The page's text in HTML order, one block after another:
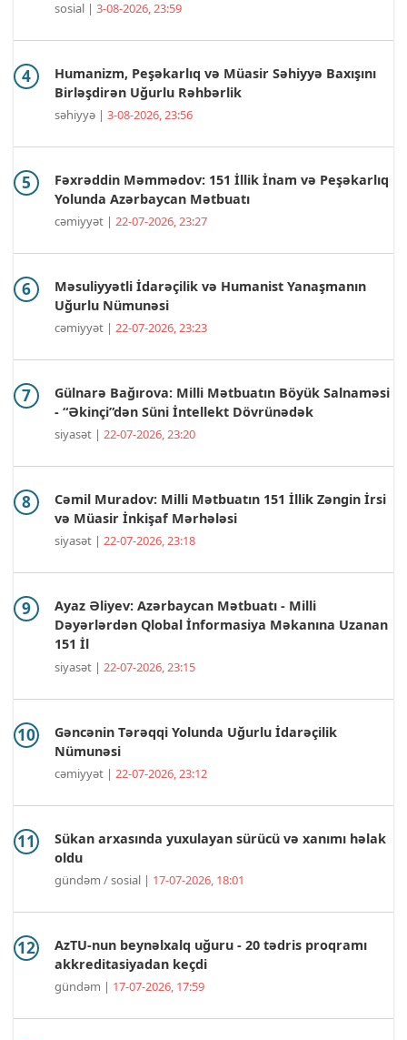
sosial | 3-08-2026, 23:59
Humanizm, Peşəkarlıq və Müasir Səhiyyə Baxışını
Birləşdirən Uğurlu Rəhbərlik
səhiyyə | 3-08-2026, 23:56
Fəxrəddin Məmmədov: 151 İllik İnam və Peşəkarlıq
Yolunda Azərbaycan Mətbuatı
cəmiyyət | 22-07-2026, 23:27
Məsuliyyətli İdarəçilik və Humanist Yanaşmanın
Uğurlu Nümunəsi
cəmiyyət | 22-07-2026, 23:23
Gülnarə Bağırova: Milli Mətbuatın Böyük Salnaməsi
- “Əkinçi”dən Süni İntellekt Dövrünədək
siyasət | 22-07-2026, 23:20
Cəmil Muradov: Milli Mətbuatın 151 İllik Zəngin İrsi
və Müasir İnkişaf Mərhələsi
siyasət | 22-07-2026, 23:18
Ayaz Əliyev: Azərbaycan Mətbuatı - Milli
Dəyərlərdən Qlobal İnformasiya Məkanına Uzanan
151 İl
siyasət | 22-07-2026, 23:15
Gəncənin Tərəqqi Yolunda Uğurlu İdarəçilik
Nümunəsi
cəmiyyət | 22-07-2026, 23:12
Sükan arxasında yuxulayan sürücü və xanımı həlak
oldu
gündəm / sosial | 17-07-2026, 18:01
AzTU-nun beynəlxalq uğuru - 20 tədris proqramı
akkreditasiyadan keçdi
gündəm | 17-07-2026, 17:59